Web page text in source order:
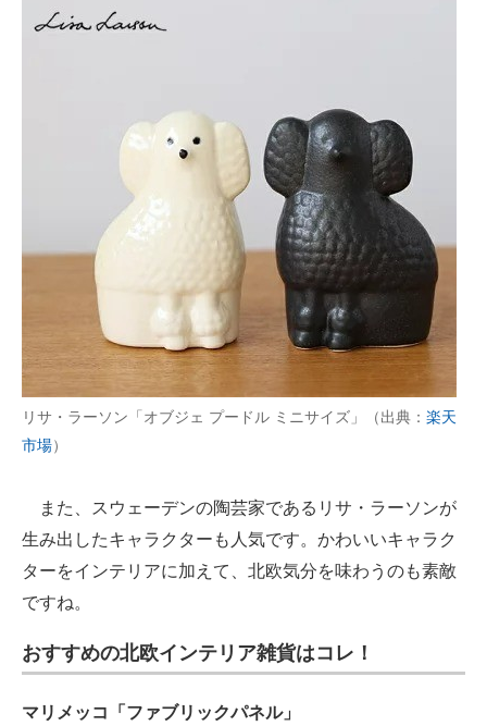
リサ・ラーソン「オブジェ プードル ミニサイズ」（出典： 楽天
市場）
また、スウェーデンの陶芸家であるリサ・ラーソンが
生み出したキャラクターも人気です。かわいいキャラク
ターをインテリアに加えて、北欧気分を味わうのも素敵
ですね。
おすすめの北欧インテリア雑貨はコレ！
マリメッコ「ファブリックパネル」